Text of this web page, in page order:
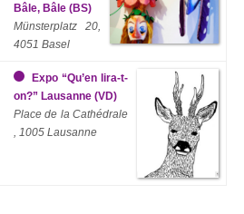
Bâle, Bâle (BS)
Münsterplatz 20,
4051 Basel
Expo “Qu’en lira-t-
on?” Lausanne (VD)
Place de la Cathédrale
, 1005 Lausanne